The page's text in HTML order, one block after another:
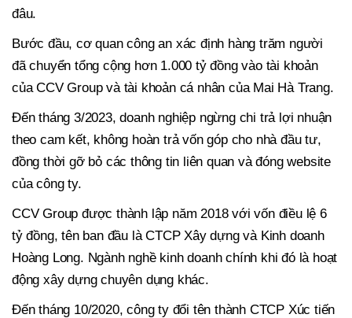
đâu.
Bước đầu, cơ quan công an xác định hàng trăm người
đã chuyển tổng cộng hơn 1.000 tỷ đồng vào tài khoản
của CCV Group và tài khoản cá nhân của Mai Hà Trang.
Đến tháng 3/2023, doanh nghiệp ngừng chi trả lợi nhuận
theo cam kết, không hoàn trả vốn góp cho nhà đầu tư,
đồng thời gỡ bỏ các thông tin liên quan và đóng website
của công ty.
CCV Group được thành lập năm 2018 với vốn điều lệ 6
tỷ đồng, tên ban đầu là CTCP Xây dựng và Kinh doanh
Hoàng Long. Ngành nghề kinh doanh chính khi đó là hoạt
động xây dựng chuyên dụng khác.
Đến tháng 10/2020, công ty đổi tên thành CTCP Xúc tiến